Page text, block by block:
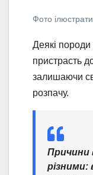
Фото
Деякі
пристрасть
залишаючи
розпачу.
різними: